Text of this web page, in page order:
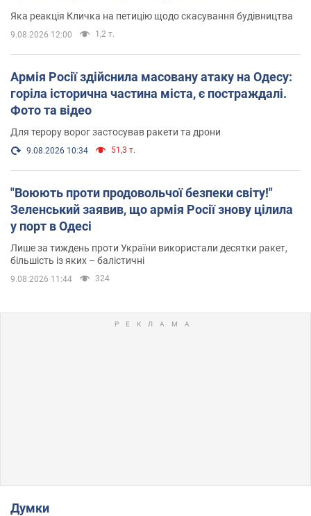
вірянина"
Яка реакція Кличка на петицію щодо скасування будівництва
9.08.2026 12:00 1,2 т.
Армія Росії здійснила масовану атаку на Одесу:
горіла історична частина міста, є постраждалі.
Фото та відео
Для терору ворог застосував ракети та дрони
9.08.2026 10:34 51,3 т.
"Воюють проти продовольчої безпеки світу!"
Зеленський заявив, що армія Росії знову цілила
у порт в Одесі
Лише за тиждень проти України використали десятки ракет,
більшість із яких – балістичні
9.08.2026 11:44 324
Думки